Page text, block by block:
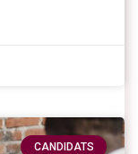
CANDIDATS